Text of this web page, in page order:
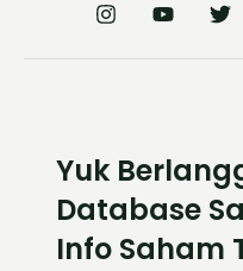
Yuk
Database
Info Saham